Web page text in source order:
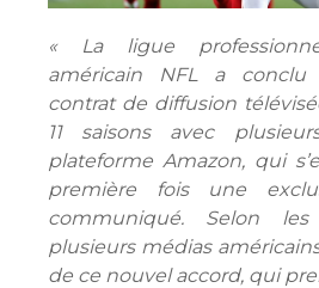
« La ligue
américain NFL a conclu
contrat de diffusion
11 saisons avec
plateforme Amazon, qui
première fois une
communiqué. Selon
plusieurs médias
de ce nouvel accord, qui